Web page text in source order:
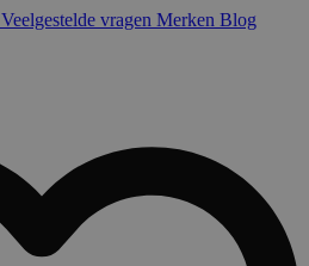
Veelgestelde vragen Merken Blog